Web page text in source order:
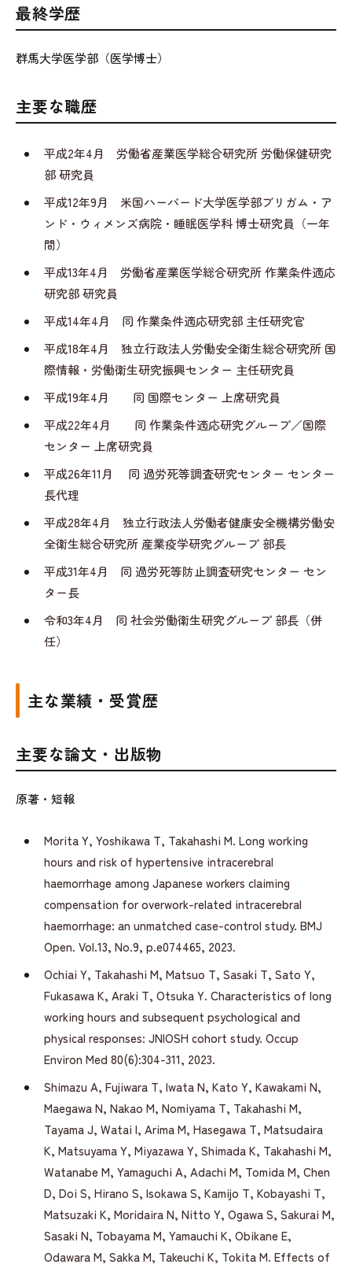
最終学歴
群馬大学医学部（医学博士）
主要な職歴
平成2年4月 労働省産業医学総合研究所 労働保健研究
部 研究員
平成12年9月 米国ハーバード大学医学部ブリガム・ア
ンド・ウィメンズ病院・睡眠医学科 博士研究員（一年
間）
平成13年4月 労働省産業医学総合研究所 作業条件適応
研究部 研究員
平成14年4月 同 作業条件適応研究部 主任研究官
平成18年4月 独立行政法人労働安全衛生総合研究所 国
際情報・労働衛生研究振興センター 主任研究員
平成19年4月 同 国際センター 上席研究員
平成22年4月 同 作業条件適応研究グループ／国際
センター 上席研究員
平成26年11月 同 過労死等調査研究センター センター
長代理
平成28年4月 独立行政法人労働者健康安全機構労働安
全衛生総合研究所 産業疫学研究グループ 部長
平成31年4月 同 過労死等防止調査研究センター セン
ター長
令和3年4月 同 社会労働衛生研究グループ 部長（併
任）
主な業績・受賞歴
主要な論文・出版物
原著・短報
Morita Y, Yoshikawa T, Takahashi M. Long working
hours and risk of hypertensive intracerebral
haemorrhage among Japanese workers claiming
compensation for overwork-related intracerebral
haemorrhage: an unmatched case-control study. BMJ
Open. Vol.13, No.9, p.e074465, 2023.
Ochiai Y, Takahashi M, Matsuo T, Sasaki T, Sato Y,
Fukasawa K, Araki T, Otsuka Y. Characteristics of long
working hours and subsequent psychological and
physical responses: JNIOSH cohort study. Occup
Environ Med 80(6):304-311, 2023.
Shimazu A, Fujiwara T, Iwata N, Kato Y, Kawakami N,
Maegawa N, Nakao M, Nomiyama T, Takahashi M,
Tayama J, Watai I, Arima M, Hasegawa T, Matsudaira
K, Matsuyama Y, Miyazawa Y, Shimada K, Takahashi M,
Watanabe M, Yamaguchi A, Adachi M, Tomida M, Chen
D, Doi S, Hirano S, Isokawa S, Kamijo T, Kobayashi T,
Matsuzaki K, Moridaira N, Nitto Y, Ogawa S, Sakurai M,
Sasaki N, Tobayama M, Yamauchi K, Obikane E,
Odawara M, Sakka M, Takeuchi K, Tokita M. Effects of